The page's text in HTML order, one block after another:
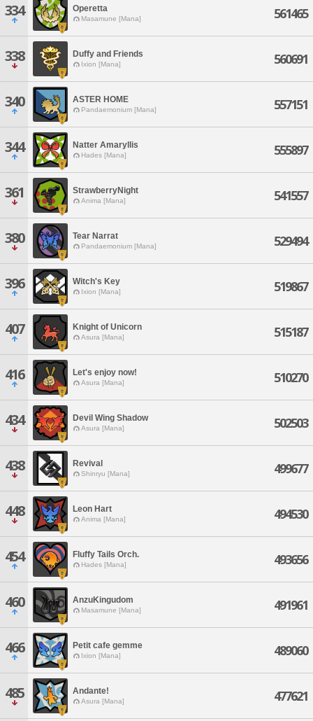
334 Operetta
Masamune [Mana] 561465
338 Duffy and Friends
Ixion [Mana] 560691
340 ASTER HOME
Pandaemonium [Mana] 557151
344 Natter Amaryllis
Hades [Mana] 555897
361 StrawberryNight
Anima [Mana] 541557
380 Tear Narrat
Pandaemonium [Mana] 529494
396 Witch's Key
Ixion [Mana] 519867
407 Knight of Unicorn
Asura [Mana] 515187
416 Let's enjoy now!
Asura [Mana] 510270
434 Devil Wing Shadow
Asura [Mana] 502503
438 Revival
Shinryu [Mana] 499677
448 Leon Hart
Anima [Mana] 494530
454 Fluffy Tails Orch.
Hades [Mana] 493656
460 AnzuKingudom
Masamune [Mana] 491961
466 Petit cafe gemme
Ixion [Mana] 489060
485 Andante!
Asura [Mana] 477621